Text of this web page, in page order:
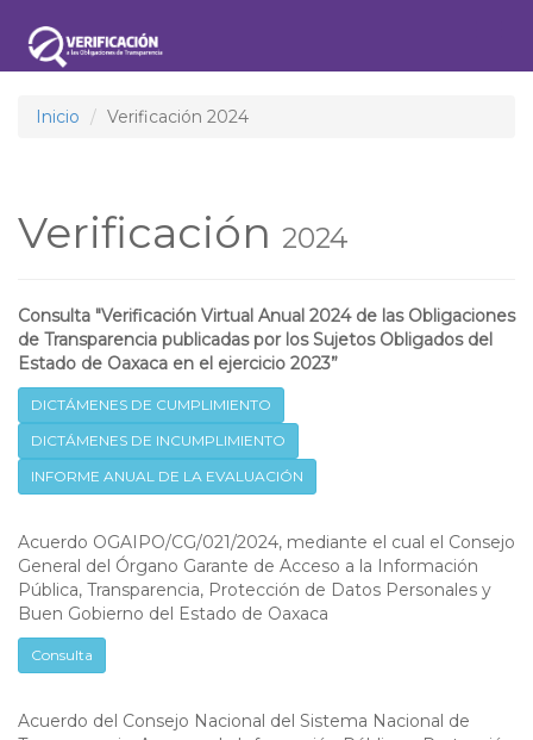
Inicio Verificación 2024
Verificación 2024
Consulta "Verificación Virtual Anual 2024 de las Obligaciones
de Transparencia publicadas por los Sujetos Obligados del
Estado de Oaxaca en el ejercicio 2023”
DICTÁMENES DE CUMPLIMIENTO
DICTÁMENES DE INCUMPLIMIENTO
INFORME ANUAL DE LA EVALUACIÓN
Acuerdo OGAIPO/CG/021/2024, mediante el cual el Consejo
General del Órgano Garante de Acceso a la Información
Pública, Transparencia, Protección de Datos Personales y
Buen Gobierno del Estado de Oaxaca
Consulta
Acuerdo del Consejo Nacional del Sistema Nacional de